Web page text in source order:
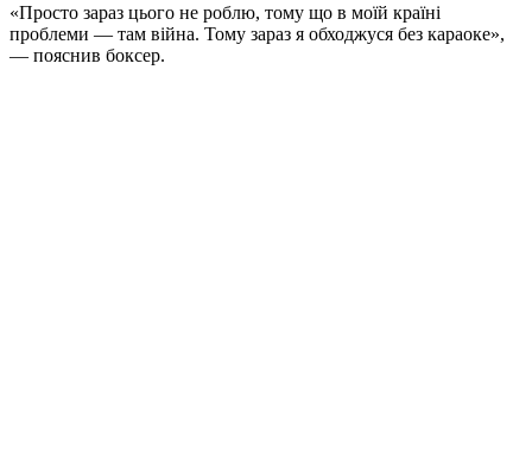
«Просто зараз цього не роблю, тому що в моїй країні
проблеми — там війна. Тому зараз я обходжуся без караоке»,
— пояснив боксер.